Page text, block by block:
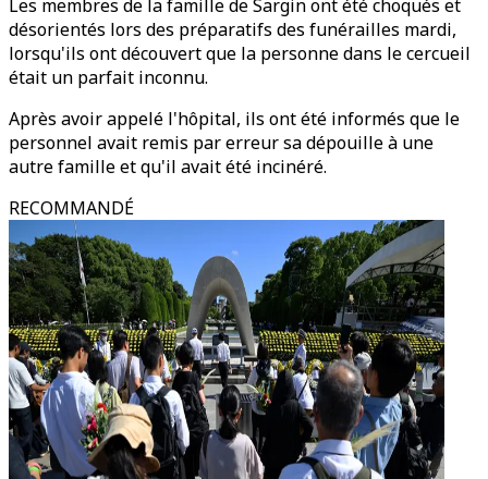
Les membres de la famille de Sargin ont été choqués et
désorientés lors des préparatifs des funérailles mardi,
lorsqu'ils ont découvert que la personne dans le cercueil
était un parfait inconnu.
Après avoir appelé l'hôpital, ils ont été informés que le
personnel avait remis par erreur sa dépouille à une
autre famille et qu'il avait été incinéré.
RECOMMANDÉ